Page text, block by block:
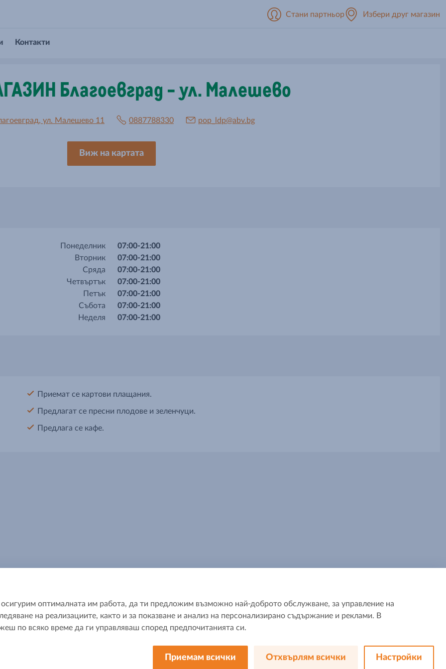
Стани партньор Избери друг магазин
Контакти
Благоевград - ул. Малешево
ул. Малешево 11 0887788330 pop_ldp@abv.bg
Виж на картата
Понеделник
Вторник
Сряда
Четвъртък
Петък
Събота
Неделя
07:00-21:00
07:00-21:00
07:00-21:00
07:00-21:00
07:00-21:00
07:00-21:00
07:00-21:00
Приемат се картови плащания.
Предлагат се пресни плодове и зеленчуци.
Предлага се кафе.
осигурим оптималната им работа, да ти предложим възможно най-доброто обслужване, за управление на
на реализациите, както и за показване и анализ на персонализирано съдържание и реклами. В
по всяко време да ги управляваш според предпочитанията си.
Приемам всички Отхвърлям всички Настройки
За МЕТРО